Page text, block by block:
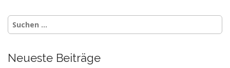
Suchen
nach:
Neueste Beiträge